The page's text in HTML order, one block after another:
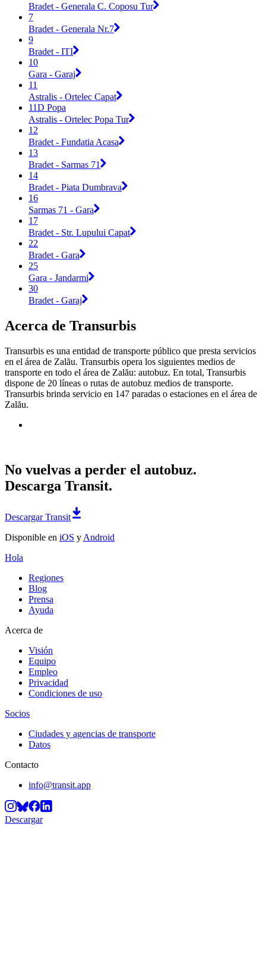
Bradet - Generala C. Coposu Tur
7
Bradet - Generala Nr.7
9
Bradet - ITI
10
Gara - Garaj
11
Astralis - Ortelec Capat
11D Popa
Astralis - Ortelec Popa Tur
12
Bradet - Fundatia Acasa
13
Bradet - Sarmas 71
14
Bradet - Piata Dumbrava
16
Sarmas 71 - Gara
17
Bradet - Str. Lupului Capat
22
Bradet - Gara
25
Gara - Jandarmi
30
Bradet - Garaj
Acerca de Transurbis
Transurbis es una entidad de transporte público que presta servicios
en el área de Zalău. Transurbis opera los siguientes medios de
transporte en todo el área de Zalău: autobuz. En total, Transurbis
dispone de 20 líneas o rutas de autobuz medios de transporte.
Transurbis brinda servicio en 147 paradas o estaciones en el área de
Zalău.
No vuelvas a perder el autobuz.
Descarga Transit.
Descargar Transit
Disponible en iOS y Android
Hola
Regiones
Blog
Prensa
Ayuda
Acerca de
Visión
Equipo
Empleo
Privacidad
Condiciones de uso
Socios
Ciudades y agencias de transporte
Datos
Contacto
info@transit.app
Descargar